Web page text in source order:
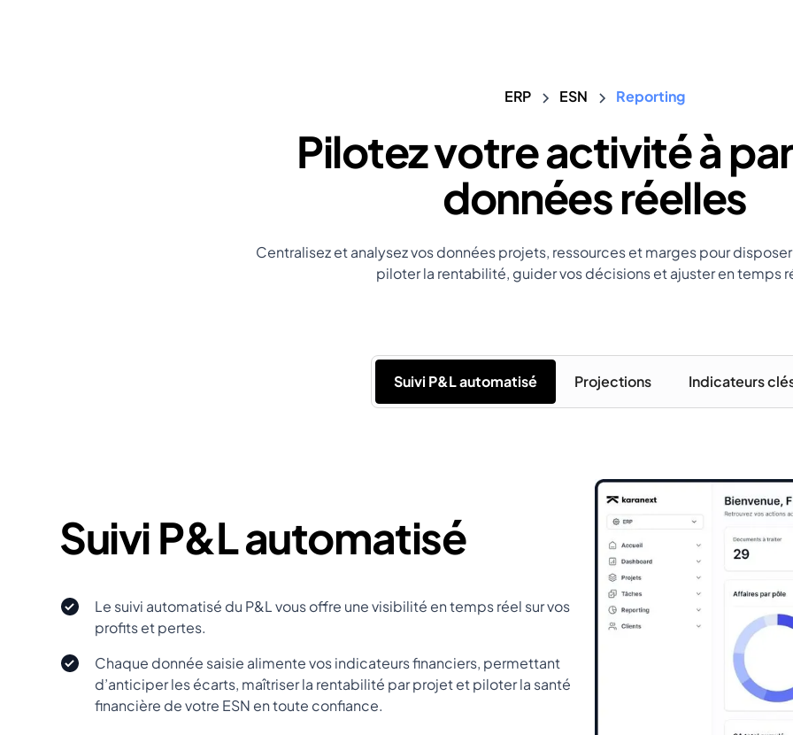
ERP ESN Reporting
Pilotez votre activité à
données réelles
Centralisez et analysez vos données projets, ressources et marges pour
piloter la rentabilité, guider vos décisions et ajuster en temps
Suivi P&L automatisé Projections Indicateurs
Suivi P&L automatisé
Le suivi automatisé du P&L vous offre une visibilité en temps réel sur vos
profits et pertes.
Chaque donnée saisie alimente vos indicateurs financiers, permettant
d’anticiper les écarts, maîtriser la rentabilité par projet et piloter la santé
financière de votre ESN en toute confiance.